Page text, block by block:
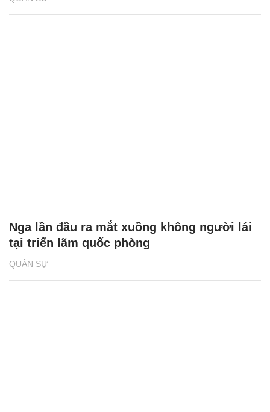
QUÂN SỰ
Nga lần đầu ra mắt xuồng không người lái
tại triển lãm quốc phòng